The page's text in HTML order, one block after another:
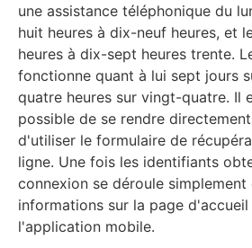
une assistance téléphonique du
huit heures à dix-neuf heures, et
heures à dix-sept heures trente.
fonctionne quant à lui sept jours
quatre heures sur vingt-quatre. Il
possible de se rendre
d'utiliser le formulaire de
ligne. Une fois les identifiants
connexion se déroule simplement
informations sur la page
l'application mobile.